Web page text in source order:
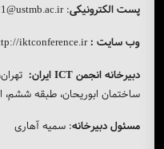
پست الکترونیکی:
وب سایت :iktconference.ir
دبیرخانه انجمن ICT ایران:
ساختمان ابوریحان، طبقه ششم،
مسئول دبیرخانه: سمیه آهاری